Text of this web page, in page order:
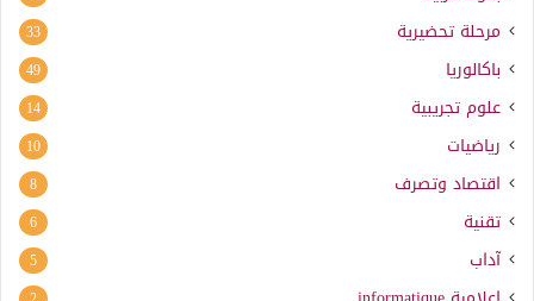
مرحلة تحضيرية 33
باكالوريا 49
علوم تجريبية 14
رياضيات 10
اقتصاد وتصرف 8
تقنية 6
آداب 5